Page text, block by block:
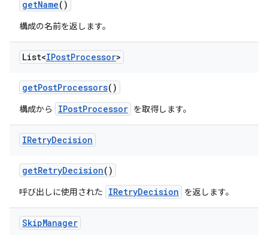
getName()
構成の名前を返します。
List<IPostProcessor>
getPostProcessors()
構成から IPostProcessor を取得します。
IRetryDecision
getRetryDecision()
呼び出しに使用された IRetryDecision を返します。
SkipManager